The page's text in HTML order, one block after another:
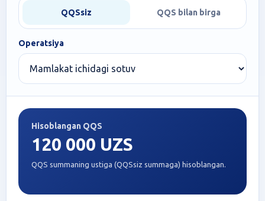
QQSsiz QQS bilan birga
Operatsiya
Hisoblangan QQS
120 000 UZS
QQS summaning ustiga (QQSsiz summaga) hisoblangan.